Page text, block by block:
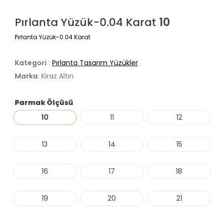
Pırlanta Yüzük-0.04 Karat 10
Pırlanta Yüzük-0.04 Karat
Kategori : Pırlanta Tasarım Yüzükler
Marka: Kiraz Altın
Parmak Ölçüsü
10
11 12
13 14 15
16 17 18
19 20 21